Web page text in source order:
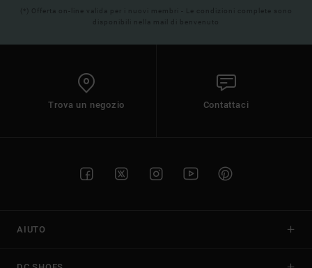
(*) Offerta on-line valida per i nuovi membri - Le condizioni complete sono
disponibili nella mail di benvenuto
Trova un negozio Contattaci
AIUTO